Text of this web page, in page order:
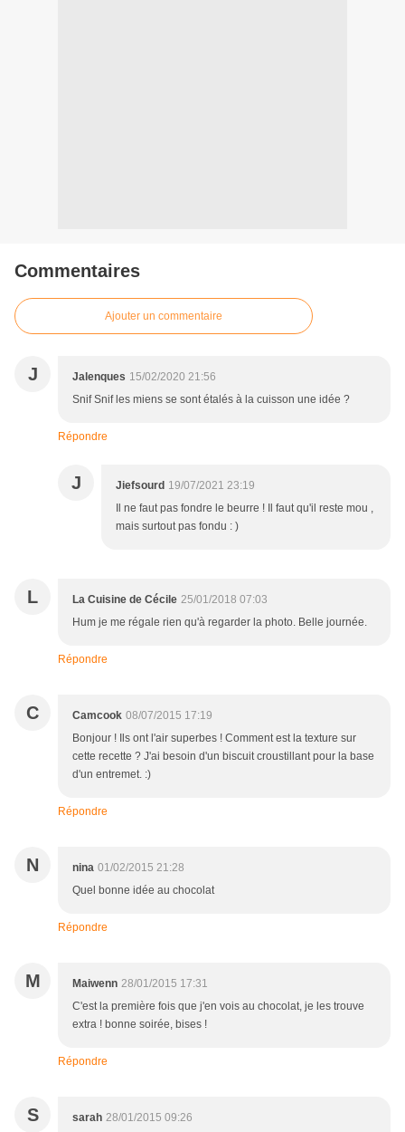
Commentaires
Ajouter un commentaire
J Jalenques 15/02/2020 21:56
Snif Snif les miens se sont étalés à la cuisson une idée ?
Répondre
J Jiefsourd 19/07/2021 23:19
Il ne faut pas fondre le beurre ! Il faut qu'il reste mou ,
mais surtout pas fondu : )
L La Cuisine de Cécile 25/01/2018 07:03
Hum je me régale rien qu'à regarder la photo. Belle journée.
Répondre
C Camcook 08/07/2015 17:19
Bonjour ! Ils ont l'air superbes ! Comment est la texture sur
cette recette ? J'ai besoin d'un biscuit croustillant pour la base
d'un entremet. :)
Répondre
N nina 01/02/2015 21:28
Quel bonne idée au chocolat
Répondre
M Maiwenn 28/01/2015 17:31
C'est la première fois que j'en vois au chocolat, je les trouve
extra ! bonne soirée, bises !
Répondre
S sarah 28/01/2015 09:26